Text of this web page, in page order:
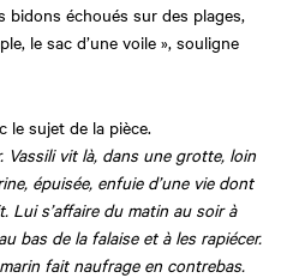
bidons échoués sur des plages,
le sac d’une voile », souligne
le sujet de la pièce.
Vassili vit là, dans une grotte, loin
épuisée, enfuie d’une vie dont
Lui s’affaire du matin au soir à
bas de la falaise et à les rapiécer.
fait naufrage en contrebas.